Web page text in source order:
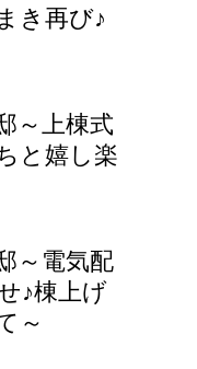
き再び♪
～上棟式
と嬉し楽
～電気配
♪棟上げ
～